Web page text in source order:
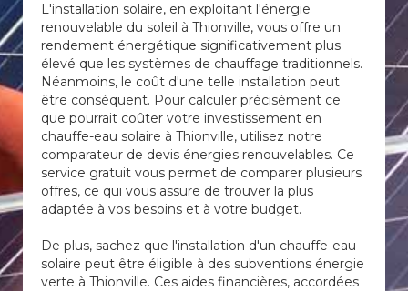
L'installation solaire, en exploitant l'énergie
renouvelable du soleil à Thionville, vous offre un
rendement énergétique significativement plus
élevé que les systèmes de chauffage traditionnels.
Néanmoins, le coût d'une telle installation peut
être conséquent. Pour calculer précisément ce
que pourrait coûter votre investissement en
chauffe-eau solaire à Thionville, utilisez notre
comparateur de devis énergies renouvelables. Ce
service gratuit vous permet de comparer plusieurs
offres, ce qui vous assure de trouver la plus
adaptée à vos besoins et à votre budget.
De plus, sachez que l'installation d'un chauffe-eau
solaire peut être éligible à des subventions énergie
verte à Thionville. Ces aides financières, accordées